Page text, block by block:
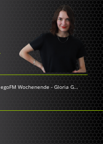
egoFM Wochenende -Gloria Grünwald